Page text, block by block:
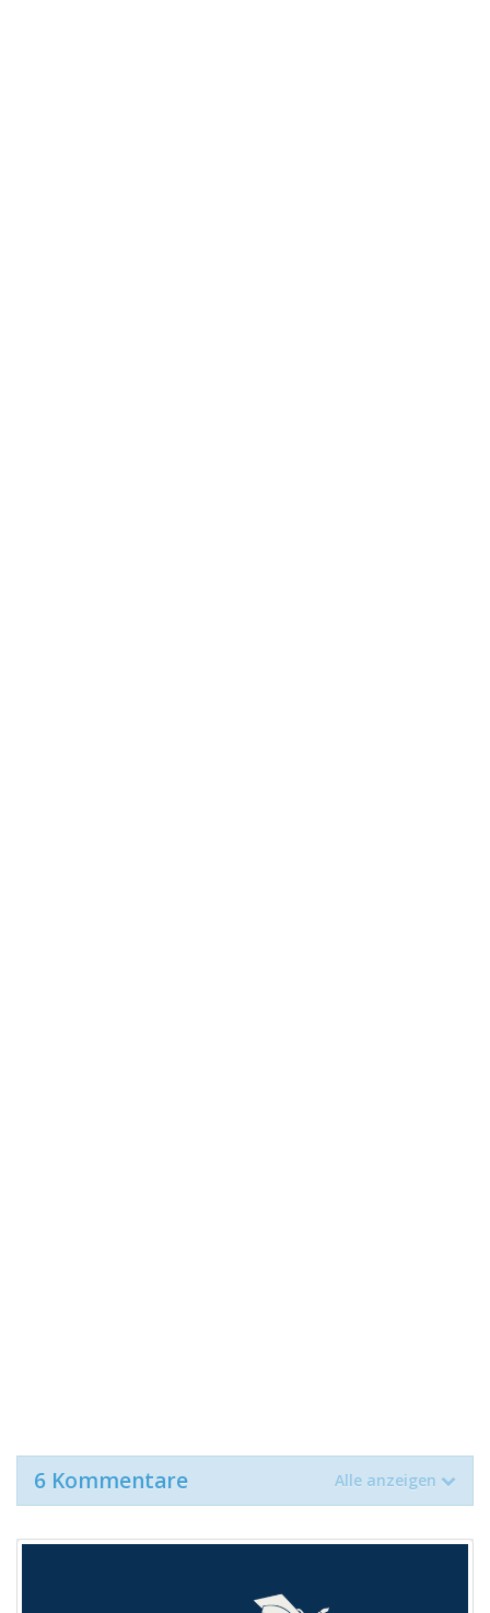
6 Kommentare Alle anzeigen